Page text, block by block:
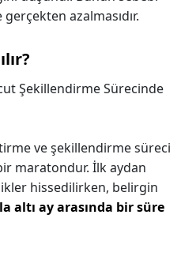
azalmasıdır.
Şekillendirme Sürecinde
ve şekillendirme süreci
maratondur. İlk aydan
hissedilirken, belirgin
altı ay arasında bir süre